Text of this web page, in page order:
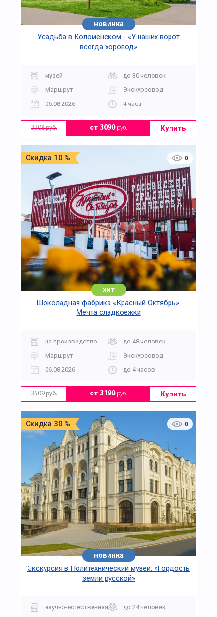
новинка
Усадьба в Коломенском - «У наших ворот
всегда хоровод»
музей
до 30 человек
Маршрут
Экскурсовод
06.08.2026
4 часа
3708 руб. от 3090руб. Купить
Скидка 10 % 0
хит
Шоколадная фабрика «Красный Октябрь».
Мечта сладкоежки
на производство
до 48 человек
Маршрут
Экскурсовод
06.08.2026
до 4 часов
3509 руб. от 3190руб. Купить
Скидка 30 % 0
новинка
Экскурсия в Политехнический музей: «Гордость
земли русской»
научно-естественная до 24 человек